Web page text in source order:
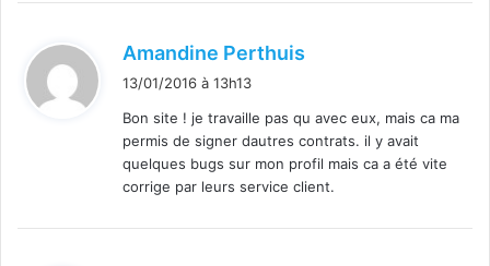
Amandine Perthuis
:
13/01/2016 à 13h13
Bon site ! je travaille pas qu avec eux, mais ca ma
permis de signer dautres contrats. il y avait
quelques bugs sur mon profil mais ca a été vite
corrige par leurs service client.